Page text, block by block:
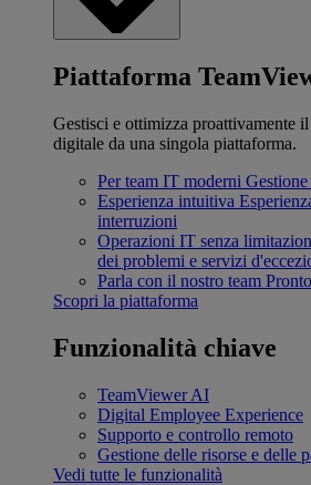
Piattaforma
Gestisci e ottimizza proattivamente
digitale da una singola piattaforma.
Per team IT moderni
Esperienza intuitiva
interruzioni
Operazioni IT senza
dei problemi e servizi
Parla con il nostro team
Scopri la piattaforma
Funzionalità chiave
TeamViewer AI
Digital Employee Experience
Supporto e controllo remoto
Gestione delle risorse e delle
Vedi tutte le funzionalità